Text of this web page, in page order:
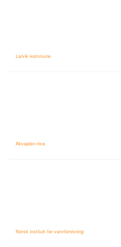
Larvik kommune
Akvaplan-niva
Norsk institutt for vannforskning